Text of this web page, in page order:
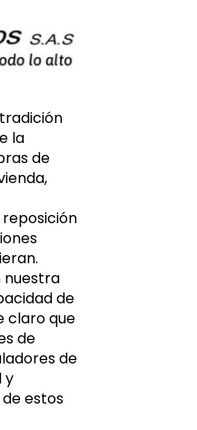
la
de
nuestra
de
claro que
de
de
y
estos